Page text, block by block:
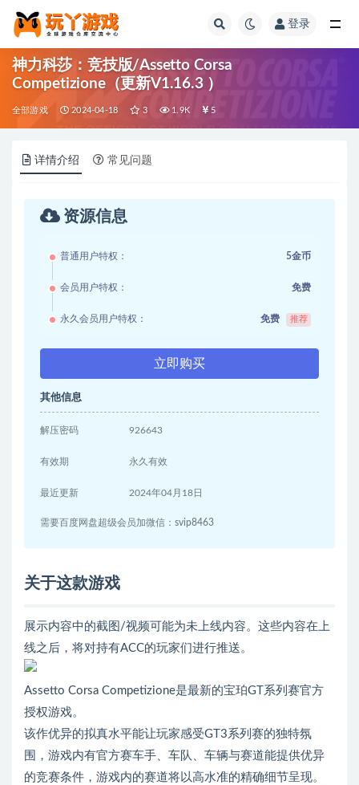
登录
神力科莎：竞技版/Assetto Corsa
Competizione（更新V1.16.3 ）
全部游戏 2024-04-18 3 1.9K 5
详情介绍 常见问题
资源信息
普通用户特权： 5金币
会员用户特权： 免费
永久会员用户特权： 免费 推荐
立即购买
其他信息
解压密码 926643
有效期 永久有效
最近更新 2024年04月18日
需要百度网盘超级会员加微信：svip8463
关于这款游戏
展示内容中的截图/视频可能为未上线内容。这些内容在上
线之后，将对持有ACC的玩家们进行推送。
Assetto Corsa Competizione是最新的宝珀GT系列赛官方
授权游戏。
该作优异的拟真水平能让玩家感受GT3系列赛的独特氛
围，游戏内有官方赛车手、车队、车辆与赛道能提供优异
的竞赛条件，游戏内的赛道将以高水准的精确细节呈现。